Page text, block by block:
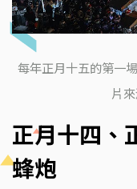
每年正月十五的第一
片
正月十四、
蜂炮